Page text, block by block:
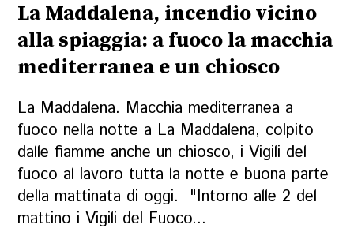
La Maddalena, incendio vicino
alla spiaggia: a fuoco la macchia
mediterranea e un chiosco
La Maddalena. Macchia mediterranea a
fuoco nella notte a La Maddalena, colpito
dalle fiamme anche un chiosco, i Vigili del
fuoco al lavoro tutta la notte e buona parte
della mattinata di oggi. "Intorno alle 2 del
mattino i Vigili del Fuoco...